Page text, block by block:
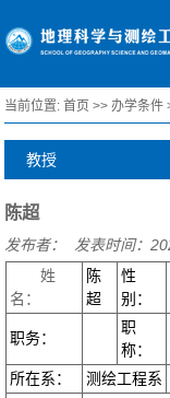
当前位置:首页 >>办学条件
教授
陈超
发布者： 发表时间：
姓
名：
陈
超
性
别：
职务：
职
称：
所在系： 测绘工程系